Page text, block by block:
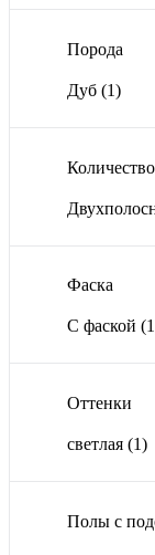
Порода
Дуб (1)
Фаска
С фаской
Оттенки
светлая (1)
Полы с